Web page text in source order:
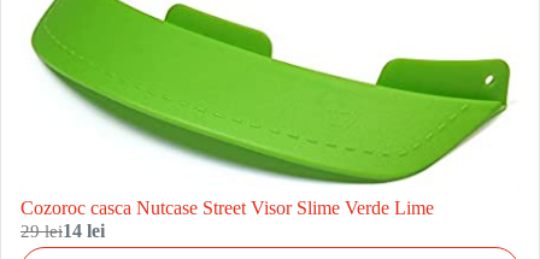
Cozoroc casca Nutcase Street Visor Slime Verde Lime
29 lei14 lei